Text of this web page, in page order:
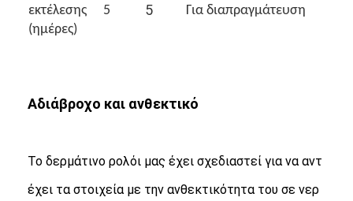
εκτέλεσης
(ημέρες)
5 5 Για διαπραγμάτευση
Αδιάβροχο και ανθεκτικό
Το δερμάτινο ρολόι μας έχει σχεδιαστεί για να αντ
έχει τα στοιχεία με την ανθεκτικότητα του σε νερ